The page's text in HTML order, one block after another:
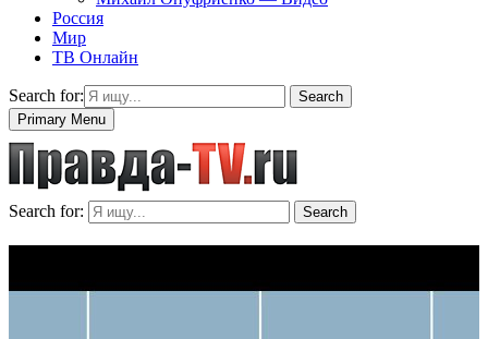
Россия
Мир
ТВ Онлайн
Search for:
Search
Primary Menu
Search for: Search